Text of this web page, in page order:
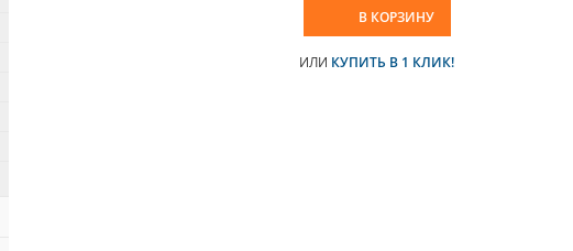
В КОРЗИНУ
ИЛИ КУПИТЬ В 1 КЛИК!